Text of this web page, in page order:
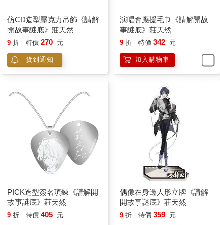
莉莉眨了眨漂亮的眼睛，語氣甜膩地說：「封哥是在暗示我們關
卡還沒結束，繼續逗留會被冰棍抓走吧？所以才說快回房間呀！
封哥怎麼會這麼善良又睿智！」
掏了掏耳朵，正想說：「妳這女人幹嘛這樣講話？」誰知抬頭對
上莉莉笑意不明的眼神，頓時一句話也不敢說，灰溜溜地跟著走
很快，這層樓只剩下兩個人。
等莊天然終於推測出自己耳鳴的原因可能源自於「從進入這個世
界以後都還沒有真正休息過，所以過勞了」的時候，四周的人都
莊天然愣了愣，運作較慢的腦袋又回放一遍剛才聽見的事，雖然
反應遲鈍，但在分析事情上能說是機警縝密，他思索一陣後，想
到一個沒人提出的疑問——所以，床頭櫃上的時間，不是倒數計
莊天然撓了撓後腦，只好也回到自家大門，轉動門把。
沒想到一轉，門竟然鎖住了。
他推了推，門絲毫不動，進不去。
仿CD造型壓克力吊飾《請解
開故事謎底》莊天然
9 折 特價 270 元
貨到通知
演唱會應援毛巾《請解開故
事謎底》莊天然
9 折 特價 342 元
加入購物車
PICK造型簽名項鍊《請解開
故事謎底》莊天然
9 折 特價 405 元
偶像在身邊人形立牌《請解
開故事謎底》莊天然
9 折 特價 359 元